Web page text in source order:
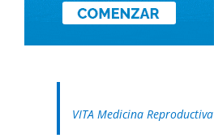
VITA Medicina Reproductiva